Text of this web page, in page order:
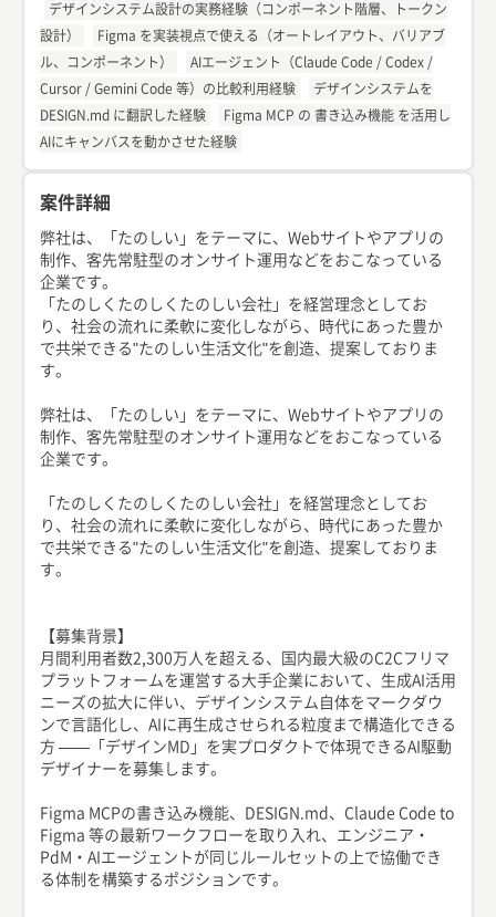
デザインシステム設計の実務経験（コンポーネント階層、トークン
設計）
Figma を実装視点で使える（オートレイアウト、バリアブ
ル、コンポーネント）
AIエージェント（Claude Code / Codex /
Cursor / Gemini Code 等）の比較利用経験
デザインシステムを
DESIGN.md に翻訳した経験
Figma MCP の 書き込み機能 を活用し
AIにキャンバスを動かさせた経験
案件詳細
弊社は、「たのしい」をテーマに、Webサイトやアプリの
制作、客先常駐型のオンサイト運用などをおこなっている
企業です。
「たのしくたのしくたのしい会社」を経営理念としてお
り、社会の流れに柔軟に変化しながら、時代にあった豊か
で共栄できる"たのしい生活文化"を創造、提案しておりま
す。
弊社は、「たのしい」をテーマに、Webサイトやアプリの
制作、客先常駐型のオンサイト運用などをおこなっている
企業です。
「たのしくたのしくたのしい会社」を経営理念としてお
り、社会の流れに柔軟に変化しながら、時代にあった豊か
で共栄できる"たのしい生活文化"を創造、提案しておりま
す。
【募集背景】
月間利用者数2,300万人を超える、国内最大級のC2Cフリマ
プラットフォームを運営する大手企業において、生成AI活用
ニーズの拡大に伴い、デザインシステム自体をマークダウ
ンで言語化し、AIに再生成させられる粒度まで構造化できる
方 ——「デザインMD」を実プロダクトで体現できるAI駆動
デザイナーを募集します。
Figma MCPの書き込み機能、DESIGN.md、Claude Code to
Figma 等の最新ワークフローを取り入れ、エンジニア・
PdM・AIエージェントが同じルールセットの上で協働でき
る体制を構築するポジションです。